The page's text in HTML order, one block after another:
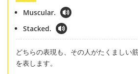
Muscular.
Stacked.
どちらの表現も、その人がたくましい
を表します。